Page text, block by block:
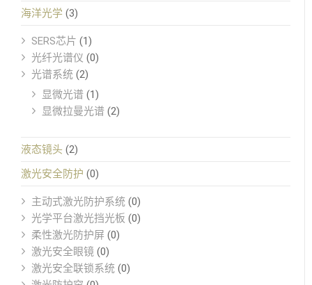
海洋光学 (3)
SERS芯片 (1)
光纤光谱仪 (0)
光谱系统 (2)
显微光谱 (1)
显微拉曼光谱 (2)
液态镜头 (2)
激光安全防护 (0)
主动式激光防护系统 (0)
光学平台激光挡光板 (0)
柔性激光防护屏 (0)
激光安全眼镜 (0)
激光安全联锁系统 (0)